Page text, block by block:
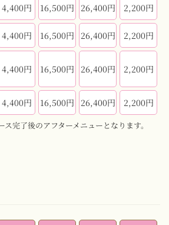
4,400円 16,500円 26,400円 2,200円
4,400円 16,500円 26,400円 2,200円
4,400円 16,500円 26,400円 2,200円
4,400円 16,500円 26,400円 2,200円
完了後のアフターメニューとなります。